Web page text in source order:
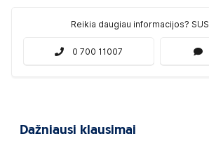
Reikia daugiau informacijos?
0 700 11007
Dažniausi klausimai